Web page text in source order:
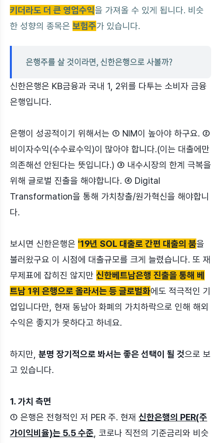
키더라도 더 큰 영업수익을 가져올 수 있게 됩니다. 비슷
한 성향의 종목은 보험주가 있습니다.
은행주를 살 것이라면, 신한은행으로 사볼까?
신한은행은 KB금융과 국내 1, 2위를 다투는 소비자 금융
은행입니다.
은행이 성공적이기 위해서는 ① NIM이 높아야 하구요. ②
비이자수익(수수료수익)이 많아야 합니다.(이는 대출에만
의존해선 안된다는 뜻입니다.) ③ 내수시장의 한계 극복을
위해 글로벌 진출을 해야합니다. ④ Digital
Transformation을 통해 가치창출/원가혁신을 해야합니
다.
보시면 신한은행은 '19년 SOL 대출로 간편 대출의 붐을
불러왔구요 이 시점에 대출규모를 크게 늘렸습니다. 또 재
무제표에 잡히진 않지만 신한베트남은행 진출을 통해 베
트남 1위 은행으로 올라서는 등 글로벌화에도 적극적인 기
업입니다만, 현재 동남아 화폐의 가치하락으로 인해 해외
수익은 좋지가 못하다고 하네요.
하지만, 분명 장기적으로 봐서는 좋은 선택이 될 것으로 보
고 있습니다.
1. 가치 측면
① 은행은 전형적인 저 PER 주. 현재 신한은행의 PER(주
가이익비율)는 5.5 수준 , 코로나 직전의 기준금리와 비슷